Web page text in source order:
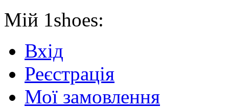
Мій 1shoes:
Вхід
Реєстрація
Мої замовлення